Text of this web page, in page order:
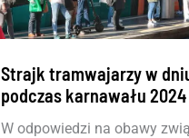
Strajk tramwajarzy w
podczas karnawału 2024
W odpowiedzi na obawy